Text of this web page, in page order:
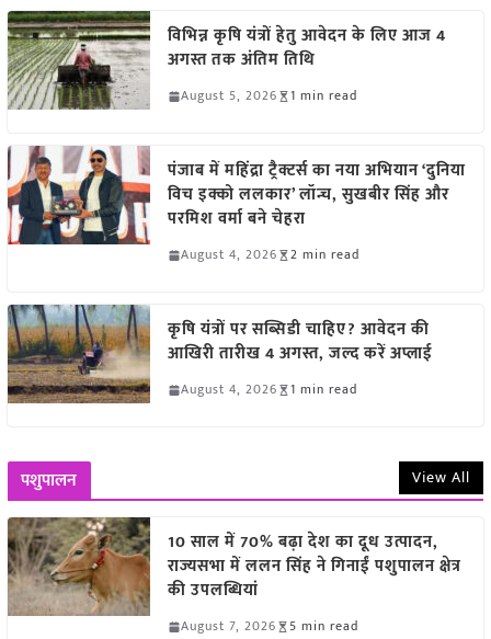
विभिन्न कृषि यंत्रों हेतु आवेदन के लिए आज 4
अगस्त तक अंतिम तिथि
August 5, 2026 1 min read
पंजाब में महिंद्रा ट्रैक्टर्स का नया अभियान ‘दुनिया
विच इक्को ललकार’ लॉन्च, सुखबीर सिंह और
परमिश वर्मा बने चेहरा
August 4, 2026 2 min read
कृषि यंत्रों पर सब्सिडी चाहिए? आवेदन की
आखिरी तारीख 4 अगस्त, जल्द करें अप्लाई
August 4, 2026 1 min read
पशुपालन View All
10 साल में 70% बढ़ा देश का दूध उत्पादन,
राज्यसभा में ललन सिंह ने गिनाईं पशुपालन क्षेत्र
की उपलब्धियां
August 7, 2026 5 min read